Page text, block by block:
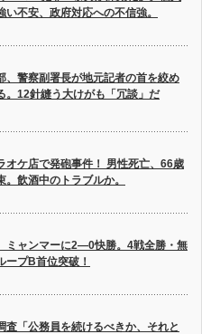
い不安、政府対応への不信強。
、警察副署長が地元記者の首を絞め
。12針縫う大けがも「冗談」だ
オケ店で発砲事件！ 男性死亡、66歳
。飲酒中のトラブルか。
ミャンマーに2―0快勝。4戦全勝・無
ープB首位突破！
査「公務員を続けるべきか、それと